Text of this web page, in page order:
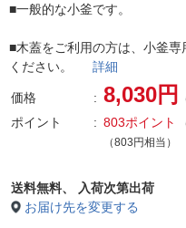
■一般的な小釜です。
■木蓋をご利用の方は、小釜
ください。 詳細
価格 8,030円
ポイント 803ポイント
（803円相当）
送料無料、
入荷次第出荷
お届け先を変更する